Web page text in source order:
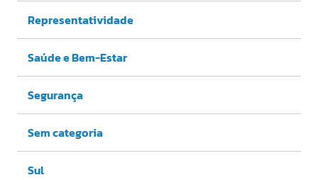
Representatividade
Saúde e Bem-Estar
Segurança
Sem categoria
Sul